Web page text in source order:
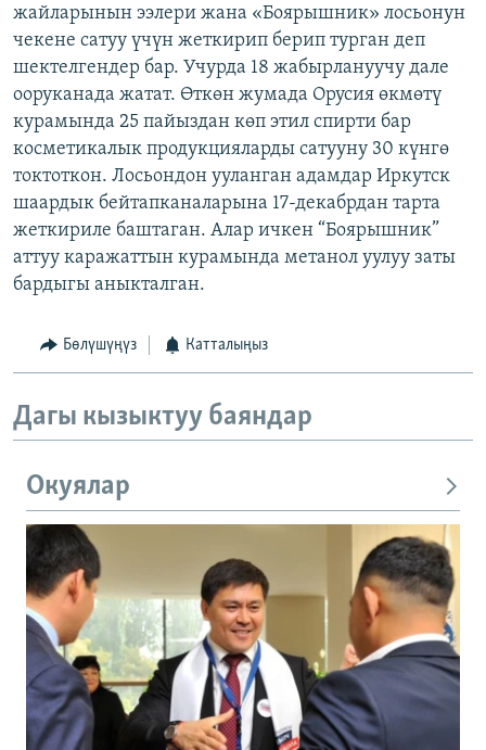
жайларынын ээлери жана «Боярышник» лосьонун
чекене сатуу үчүн жеткирип берип турган деп
шектелгендер бар. Учурда 18 жабырлануучу дале
ооруканада жатат. Өткөн жумада Орусия өкмөтү
курамында 25 пайыздан көп этил спирти бар
косметикалык продукцияларды сатууну 30 күнгө
токтоткон. Лосьондон ууланган адамдар Иркутск
шаардык бейтапканаларына 17-декабрдан тарта
жеткириле баштаган. Алар ичкен “Боярышник”
аттуу каражаттын курамында метанол уулуу заты
бардыгы аныкталган.
Бөлүшүңүз Катталыңыз
Дагы кызыктуу баяндар
Окуялар